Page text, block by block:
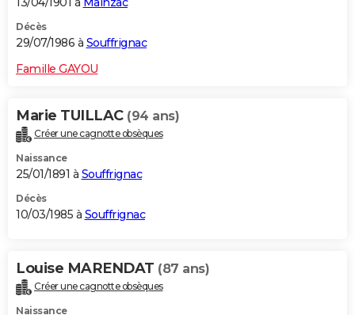
Décès
29/07/1986 à Souffrignac
Famille GAYOU
Marie TUILLAC (94 ans)
Créer une cagnotte obsèques
Naissance
25/01/1891 à Souffrignac
Décès
10/03/1985 à Souffrignac
Louise MARENDAT (87 ans)
Créer une cagnotte obsèques
Naissance